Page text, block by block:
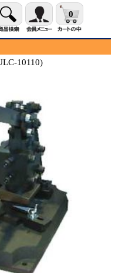
0
10110)